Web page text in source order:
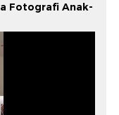
Fotografi Anak-